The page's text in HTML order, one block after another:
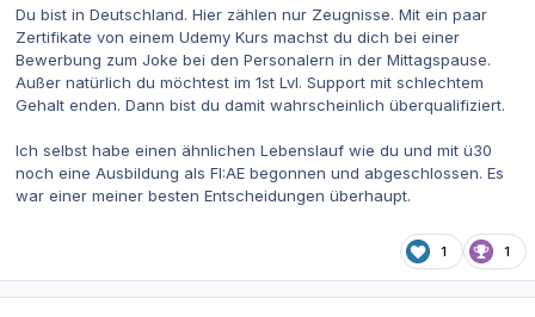
Du bist in Deutschland. Hier zählen nur Zeugnisse. Mit ein paar
Zertifikate von einem Udemy Kurs machst du dich bei einer
Bewerbung zum Joke bei den Personalern in der Mittagspause.
Außer natürlich du möchtest im 1st Lvl. Support mit schlechtem
Gehalt enden. Dann bist du damit wahrscheinlich überqualifiziert.
Ich selbst habe einen ähnlichen Lebenslauf wie du und mit ü30
noch eine Ausbildung als FI:AE begonnen und abgeschlossen. Es
war einer meiner besten Entscheidungen überhaupt.
1 1